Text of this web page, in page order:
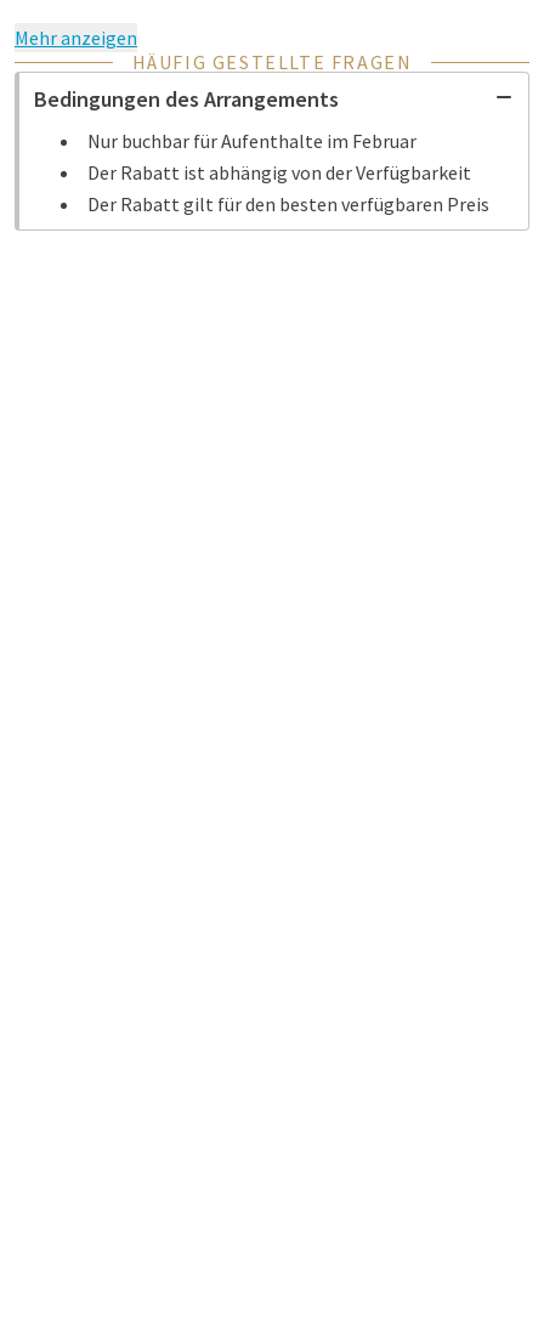
Mehr anzeigen
HÄUFIG GESTELLTE FRAGEN
Bedingungen des Arrangements
Nur buchbar für Aufenthalte im Februar
Der Rabatt ist abhängig von der Verfügbarkeit
Der Rabatt gilt für den besten verfügbaren Preis